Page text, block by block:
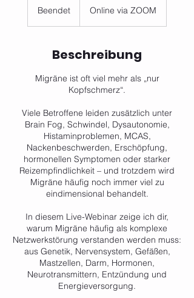
Beendet
d
t
Online via ZOOM
Beschreibung
Migräne ist oft viel mehr als „nur
Kopfschmerz“.
Viele Betroffene leiden zusätzlich unter
Brain Fog, Schwindel, Dysautonomie,
Histaminproblemen, MCAS,
Nackenbeschwerden, Erschöpfung,
hormonellen Symptomen oder starker
Reizempfindlichkeit – und trotzdem wird
Migräne häufig noch immer viel zu
eindimensional behandelt.
In diesem Live-Webinar zeige ich dir,
warum Migräne häufig als komplexe
Netzwerkstörung verstanden werden muss:
aus Genetik, Nervensystem, Gefäßen,
Mastzellen, Darm, Hormonen,
Neurotransmittern, Entzündung und
Energieversorgung.